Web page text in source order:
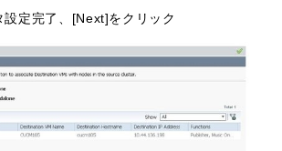
設定完了、[Next]をクリック